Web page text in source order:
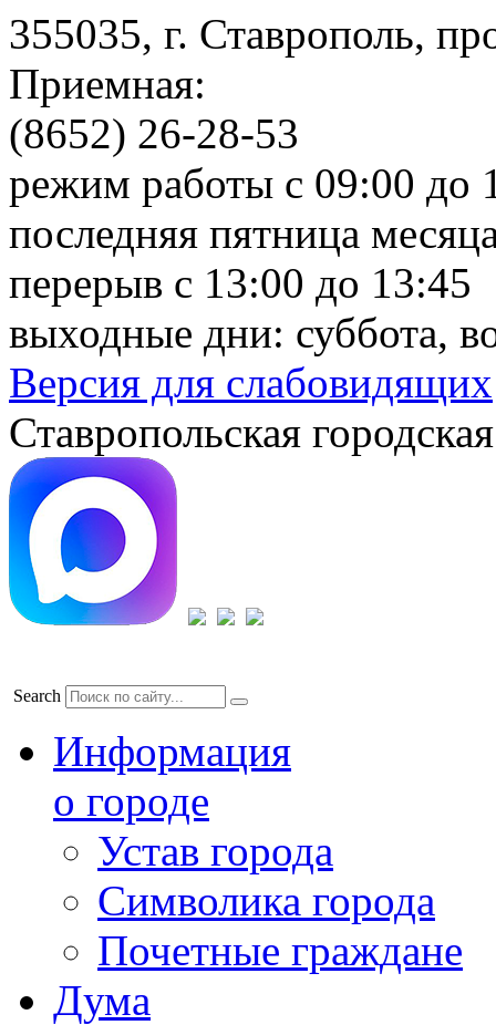
355035, г. Ставрополь,
Приемная:
(8652) 26-28-53
режим работы с 09:00 до
последняя пятница
перерыв с 13:00 до 13:45
выходные дни: суббота,
Версия для слабовидящих
Ставропольская
Search
Информация
о городе
Устав города
Символика города
Почетные граждане
Дума